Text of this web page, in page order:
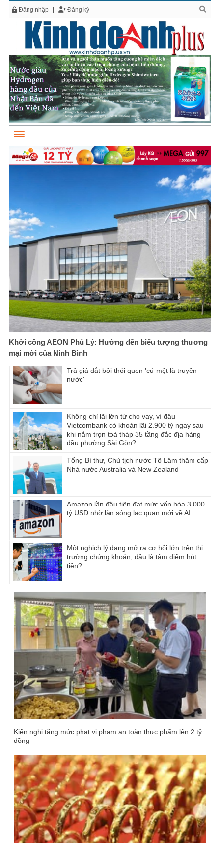
Đăng nhập Đăng ký
Khởi công AEON Phủ Lý: Hướng đến biểu tượng thương
mại mới của Ninh Bình
Trả giá đắt bởi thói quen 'cứ mệt là truyền
nước'
Không chỉ lãi lớn từ cho vay, vì đâu
Vietcombank có khoản lãi 2.900 tỷ ngay sau
khi nắm trọn toà tháp 35 tầng đắc địa hàng
đầu phường Sài Gòn?
Tổng Bí thư, Chủ tịch nước Tô Lâm thăm cấp
Nhà nước Australia và New Zealand
Amazon lần đầu tiên đạt mức vốn hóa 3.000
tỷ USD nhờ làn sóng lạc quan mới về AI
Một nghịch lý đang mở ra cơ hội lớn trên thị
trường chứng khoán, đầu là tâm điểm hút
tiền?
Kiến nghị tăng mức phạt vi phạm an toàn thực phẩm lên 2 tỷ
đồng